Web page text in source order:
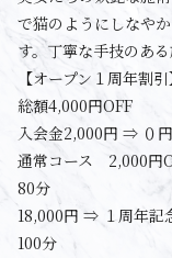
で猫のようにしなや
す。丁寧な手技のあ
【オープン１周年割引
総額4,000円OFF
入会金2,000円 ⇒ ０円
通常コース 2,000円
80分
18,000円 ⇒ １周年
100分